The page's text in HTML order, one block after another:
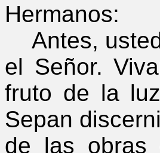
Hermanos:
Antes,
el Señor.
fruto de la
Sepan
de las obras